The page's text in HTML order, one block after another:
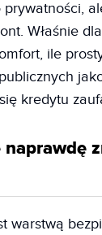
Właśnie
ile
kredytu
naprawdę
warstwą